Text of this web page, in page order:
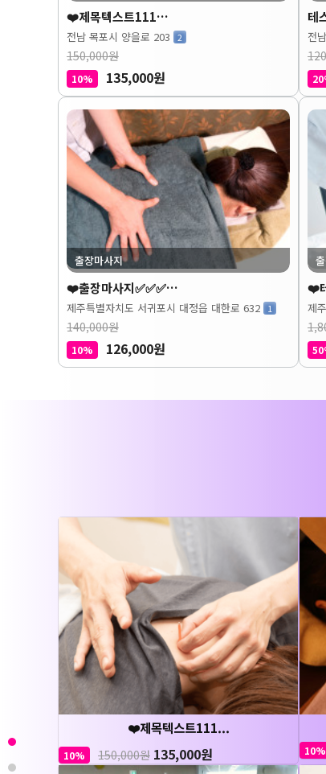
❤️제목텍스트111…
전남 목포시 양을로 203 2
150,000원
10% 135,000원
전
출장마사지
❤️출장마사지✅✅✅…
제주특별자치도 서귀포시 대정읍 대한로 632 1
140,000원
10% 126,000원
❤️
제
❤️제목텍스트111...
10% 150,000원 135,000원 10%